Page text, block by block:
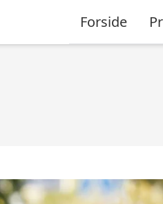
Forside